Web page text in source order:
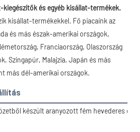
és egyéb kisállat-termékek.
kisállat-termékekkel. Fő piacaink az
és más észak-amerikai országok,
Franciaország, Olaszország
Szingapúr, Malajzia, Japán és más
más dél-amerikai országok.